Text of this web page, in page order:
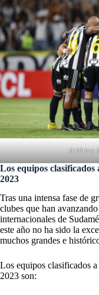
Atlético
Los equipos
2023
Tras una intensa fase de
clubes que han
internacionales de
este año no ha sido la
muchos grandes e
Los equipos clasificados
2023 son: